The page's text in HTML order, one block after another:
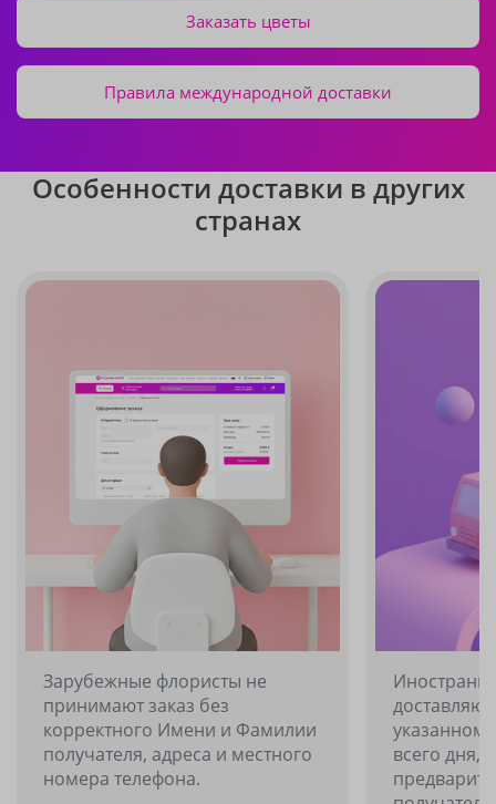
Заказать цветы
Правила международной доставки
Особенности доставки в других
странах
Зарубежные флористы не
принимают заказ без
корректного Имени и Фамилии
получателя, адреса и местного
номера телефона.
всего дня,